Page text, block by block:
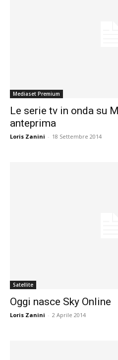
Mediaset Premium
Le serie tv in onda su
anteprima
Loris Zanini - 18 Settembre 2014
Satellite
Oggi nasce Sky Online
Loris Zanini - 2 Aprile 2014